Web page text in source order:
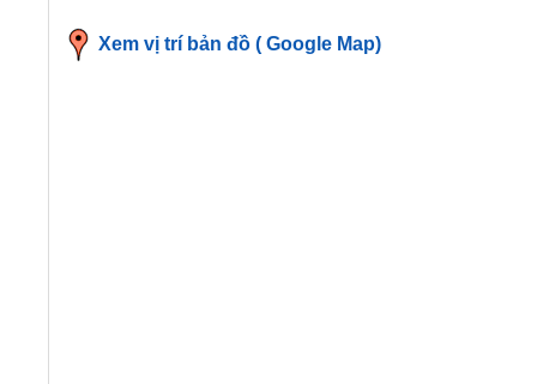
Xem vị trí bản đồ ( Google Map)